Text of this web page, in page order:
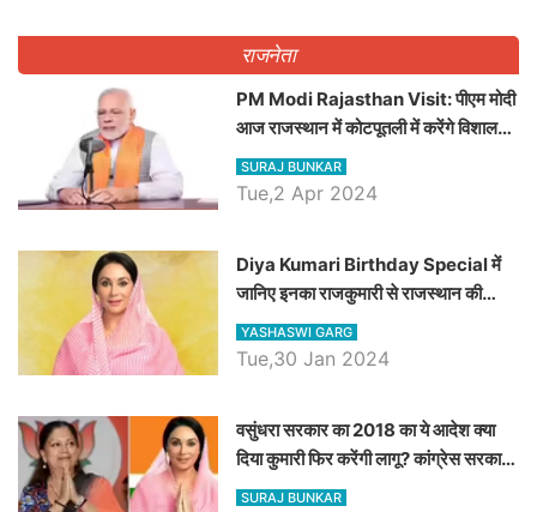
राजनेता
PM Modi Rajasthan Visit: पीएम मोदी
आज राजस्थान में कोटपूतली में करेंगे विशाल
रैली, एक सभा से 8 सीटों पर साधेगें निशाना
SURAJ BUNKAR
Tue,2 Apr 2024
Diya Kumari Birthday Special में
जानिए इनका राजकुमारी से राजस्थान की
डिप्टी सीएम बनने तक का सफर, एक क्लिक में
जाने पूरा जीवन परिचय
YASHASWI GARG
Tue,30 Jan 2024
वसुंधरा सरकार का 2018 का ये आदेश क्या
दिया कुमारी फिर करेंगी लागू? कांग्रेस सरकार
ने किया था निरस्त
SURAJ BUNKAR